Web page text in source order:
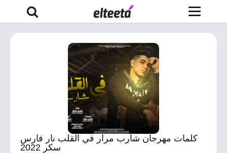
كلمات مهرجان شارب مرار في القلب نار فارس
سكر 2022